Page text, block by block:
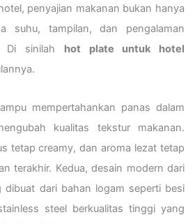
penyajian makanan bukan hanya
suhu, tampilan, dan pengalaman
Di sinilah hot plate untuk hotel
mempertahankan panas dalam
kualitas tekstur makanan.
tetap creamy, dan aroma lezat tetap
terakhir. Kedua, desain modern dari
dibuat dari bahan logam seperti besi
steel berkualitas tinggi yang